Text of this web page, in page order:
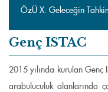
ÖzÜ X. Geleceğin
Genç ISTAC
2015 yılında kurulan Genç
arabuluculuk alanlarında